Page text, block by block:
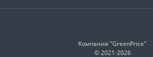
Коврики для мыши Speed + Control
Компания "GreenPrice"
© 2021-2026